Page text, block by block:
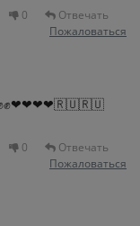
0
Отвечать
Пожаловаться
0
Отвечать
Пожаловаться